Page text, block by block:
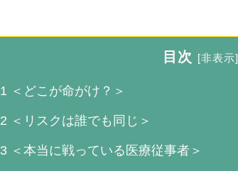
目次 [非表示]
1 ＜どこが命がけ？＞
2 ＜リスクは誰でも同じ＞
3＜本当に戦っている医療従事者＞